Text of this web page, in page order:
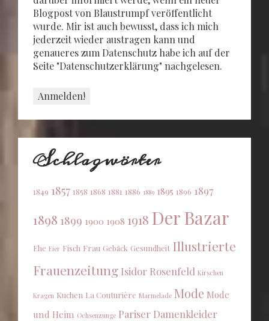
Blogpost von Blaustrumpf veröffentlicht
wurde. Mir ist auch bewusst, dass ich mich
jederzeit wieder austragen kann und
genaueres zum Datenschutz habe ich auf der
Seite "Datenschutzerklärung" nachgelesen.
Schlagwörter
1849 1857 1858 1868 1881 1886 1889 1895 1896 1897
1898 1899 1900 1908 1918 Der Bazar
Ehe Eier Fisch Frau Gebäck Gesundheit Illustrierte
Frauenzeitung Isidor Rosenfeld Kirschen
Kragen Kuchen La Couturière Marmelade Mode Mode
und Heim Ochsenzunge Pariser Damenkleider